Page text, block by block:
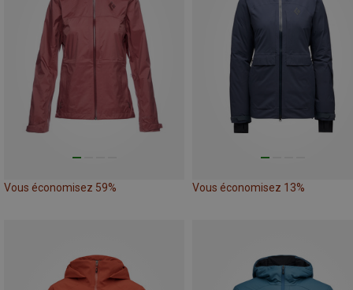
Vous économisez 59% Vous économisez 13%